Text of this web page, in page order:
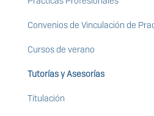
Convenios de Vinculación de
Cursos de verano
Tutorías y Asesorías
Titulación